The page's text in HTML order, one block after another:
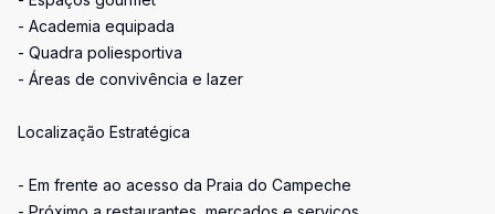
- Academia equipada
- Quadra poliesportiva
- Áreas de convivência e lazer
Localização Estratégica
- Em frente ao acesso da Praia do Campeche